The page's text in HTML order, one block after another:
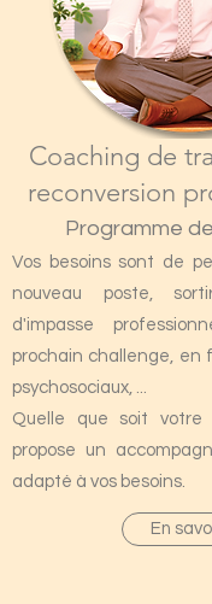
Coaching de
reconversion
Programme
Vos besoins sont de
nouveau poste,
d'impasse
prochain challenge, en
psychosociaux, ...
Quelle que soit
propose un
adapté à vos besoins.
En